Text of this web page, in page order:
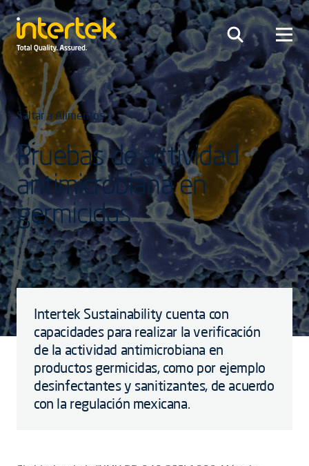
Saltar a Alimentos
Pruebas de actividad
antimicrobiana en
germicidas
Intertek Sustainability cuenta con
capacidades para realizar la verificación
de la actividad antimicrobiana en
productos germicidas, como por ejemplo
desinfectantes y sanitizantes, de acuerdo
con la regulación mexicana.